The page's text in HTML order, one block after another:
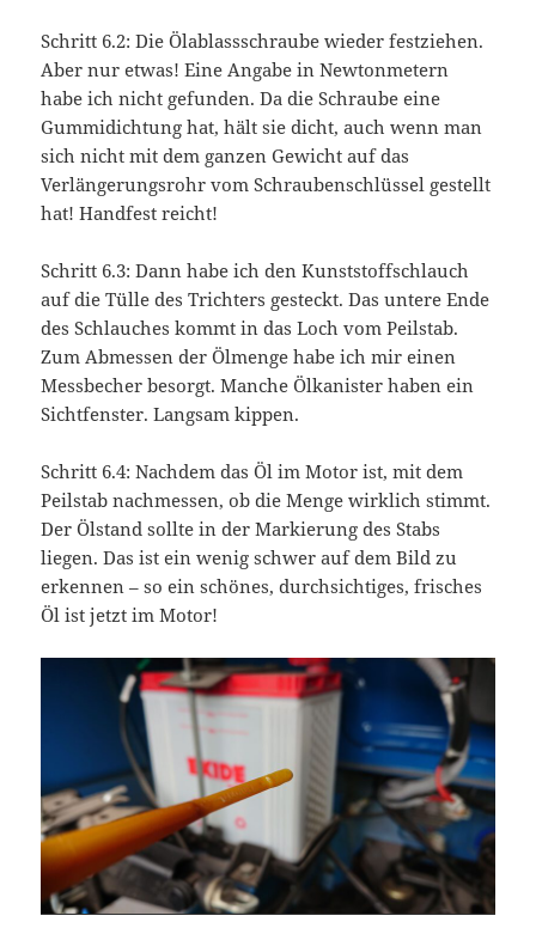
Schritt 6.2: Die Ölablassschraube wieder festziehen.
Aber nur etwas! Eine Angabe in Newtonmetern
habe ich nicht gefunden. Da die Schraube eine
Gummidichtung hat, hält sie dicht, auch wenn man
sich nicht mit dem ganzen Gewicht auf das
Verlängerungsrohr vom Schraubenschlüssel gestellt
hat! Handfest reicht!
Schritt 6.3: Dann habe ich den Kunststoffschlauch
auf die Tülle des Trichters gesteckt. Das untere Ende
des Schlauches kommt in das Loch vom Peilstab.
Zum Abmessen der Ölmenge habe ich mir einen
Messbecher besorgt. Manche Ölkanister haben ein
Sichtfenster. Langsam kippen.
Schritt 6.4: Nachdem das Öl im Motor ist, mit dem
Peilstab nachmessen, ob die Menge wirklich stimmt.
Der Ölstand sollte in der Markierung des Stabs
liegen. Das ist ein wenig schwer auf dem Bild zu
erkennen – so ein schönes, durchsichtiges, frisches
Öl ist jetzt im Motor!